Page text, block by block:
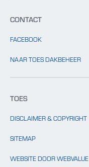
CONTACT
FACEBOOK
NAAR TOES DAKBEHEER
TOES
DISCLAIMER & COPYRIGHT
SITEMAP
WEBSITE DOOR WEBVALUE